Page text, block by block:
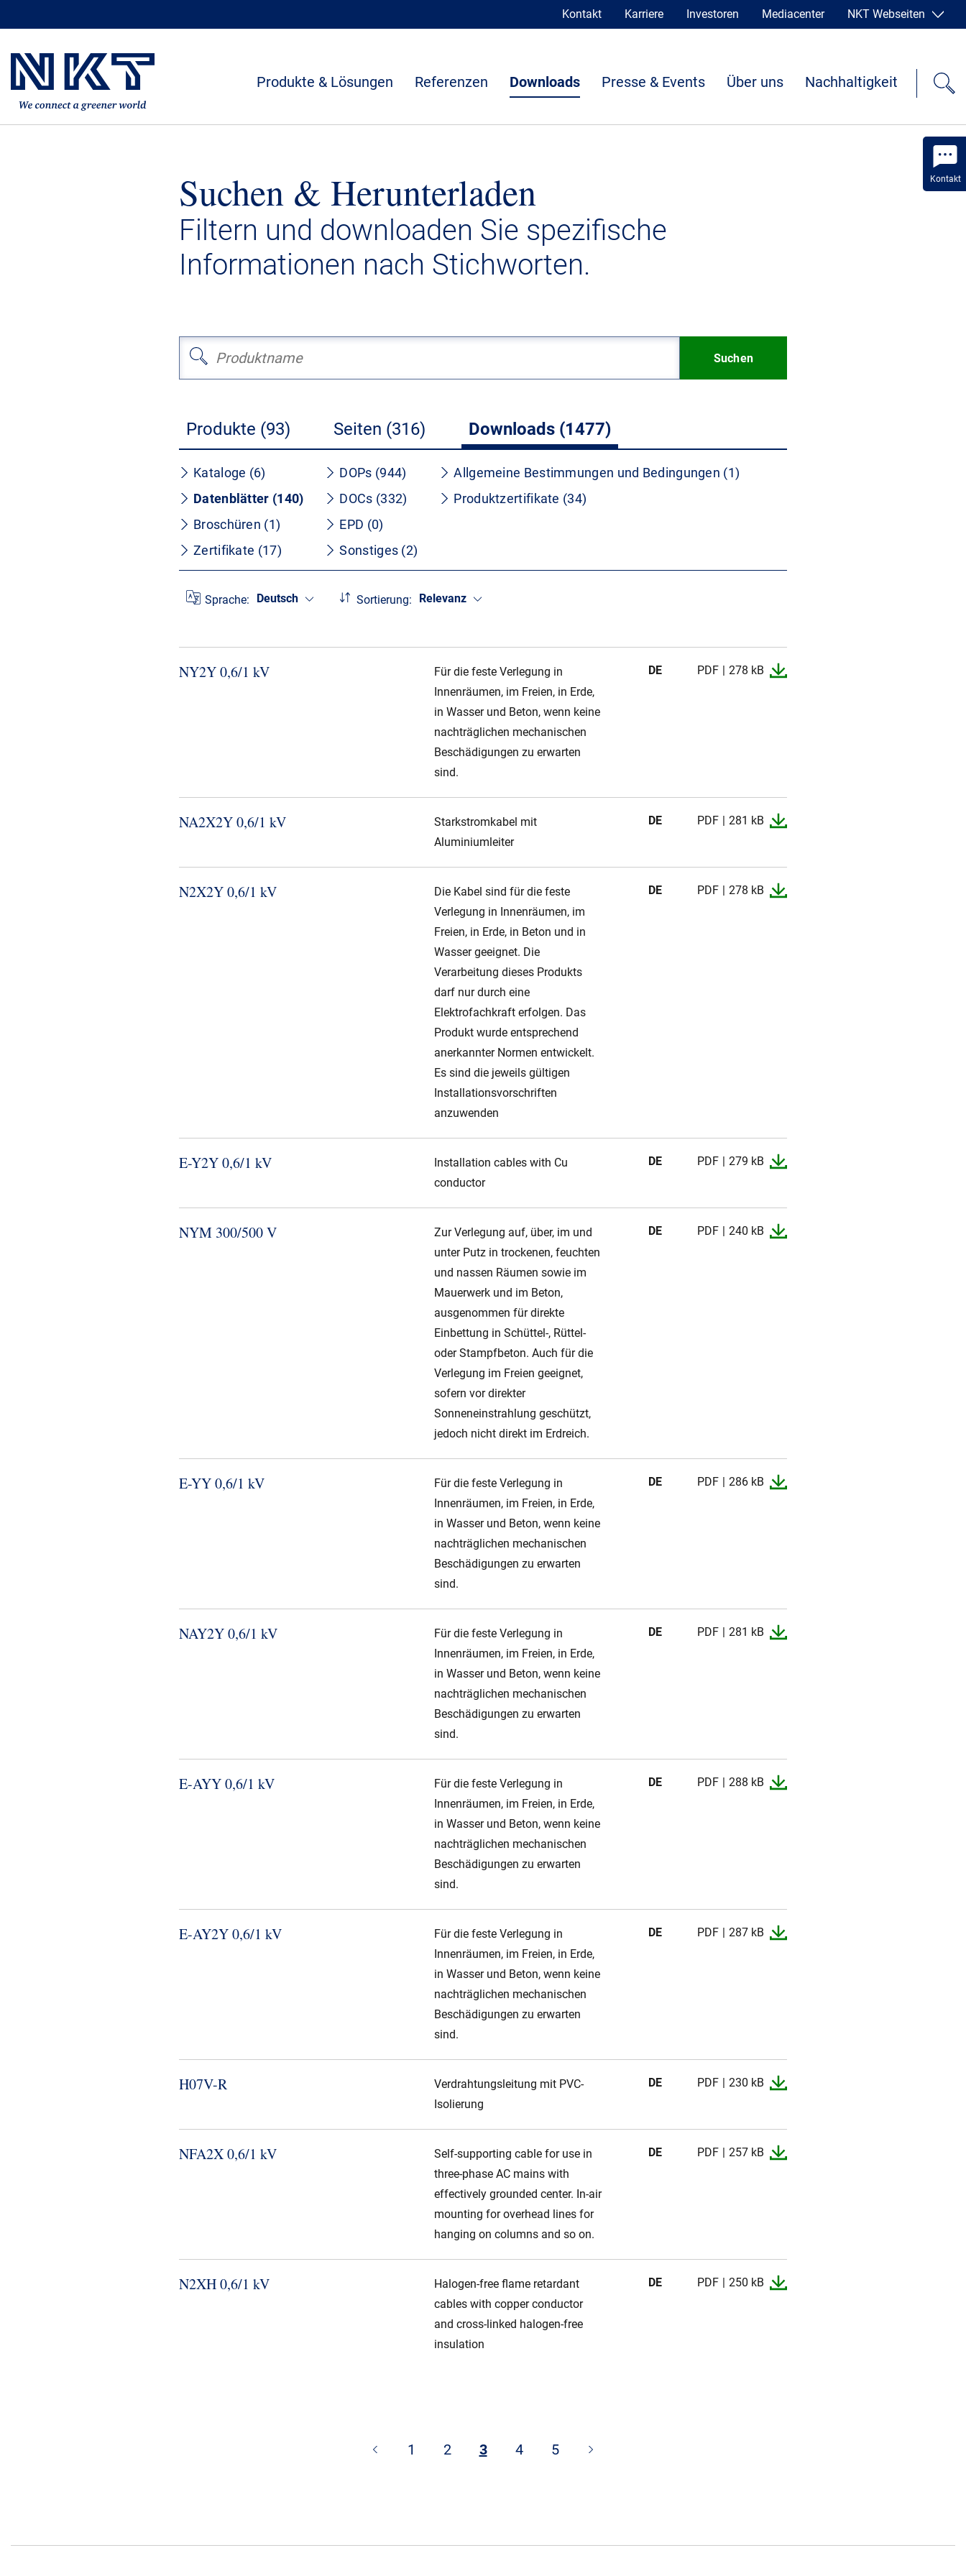
Kontakt
Kontakt Karriere Investoren Mediacenter NKT Webseiten
Produkte & Lösungen Referenzen Downloads Presse & Events Über uns Nachhaltigkeit
Suchen & Herunterladen
Filtern und downloaden Sie spezifische
Informationen nach Stichworten.
Suchen
Produkte (93) Seiten (316) Downloads (1477)
Kataloge (6)
Datenblätter (140)
Broschüren (1)
Zertifikate (17)
DOPs (944)
DOCs (332)
EPD (0)
Sonstiges (2)
Allgemeine Bestimmungen und Bedingungen (1)
Produktzertifikate (34)
Sprache: Deutsch Sortierung: Relevanz
NY2Y 0,6/1 kV
Für die feste Verlegung in
Innenräumen, im Freien, in Erde,
in Wasser und Beton, wenn keine
nachträglichen mechanischen
Beschädigungen zu erwarten
sind.
DE PDF 278 kB
NA2X2Y 0,6/1 kV
Starkstromkabel mit
Aluminiumleiter
DE PDF 281 kB
N2X2Y 0,6/1 kV
Die Kabel sind für die feste
Verlegung in Innenräumen, im
Freien, in Erde, in Beton und in
Wasser geeignet. Die
Verarbeitung dieses Produkts
darf nur durch eine
Elektrofachkraft erfolgen. Das
Produkt wurde entsprechend
anerkannter Normen entwickelt.
Es sind die jeweils gültigen
Installationsvorschriften
anzuwenden
DE PDF 278 kB
E-​Y2Y 0,6/1 kV
Installation cables with Cu
conductor
DE PDF 279 kB
NYM 300/500 V
Zur Verlegung auf, über, im und
unter Putz in trockenen, feuchten
und nassen Räumen sowie im
Mauerwerk und im Beton,
ausgenommen für direkte
Einbettung in Schüttel-, Rüttel-
oder Stampfbeton. Auch für die
Verlegung im Freien geeignet,
sofern vor direkter
Sonneneinstrahlung geschützt,
jedoch nicht direkt im Erdreich.
DE PDF 240 kB
E-​YY 0,6/1 kV
Für die feste Verlegung in
Innenräumen, im Freien, in Erde,
in Wasser und Beton, wenn keine
nachträglichen mechanischen
Beschädigungen zu erwarten
sind.
DE PDF 286 kB
NAY2Y 0,6/1 kV
Für die feste Verlegung in
Innenräumen, im Freien, in Erde,
in Wasser und Beton, wenn keine
nachträglichen mechanischen
Beschädigungen zu erwarten
sind.
DE PDF 281 kB
E-​AYY 0,6/1 kV
Für die feste Verlegung in
Innenräumen, im Freien, in Erde,
in Wasser und Beton, wenn keine
nachträglichen mechanischen
Beschädigungen zu erwarten
sind.
DE PDF 288 kB
E-​AY2Y 0,6/1 kV
Für die feste Verlegung in
Innenräumen, im Freien, in Erde,
in Wasser und Beton, wenn keine
nachträglichen mechanischen
Beschädigungen zu erwarten
sind.
DE PDF 287 kB
H07V-​R
Verdrahtungsleitung mit PVC-
Isolierung
DE PDF 230 kB
NFA2X 0,6/1 kV
Self-supporting cable for use in
three-phase AC mains with
effectively grounded center. In-air
mounting for overhead lines for
hanging on columns and so on.
DE PDF 257 kB
N2XH 0,6/1 kV
Halogen-free flame retardant
cables with copper conductor
and cross-linked halogen-free
insulation
DE PDF 250 kB
1 2 3 4 5